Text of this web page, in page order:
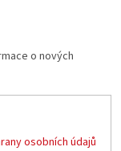
o nových
osobních údajů